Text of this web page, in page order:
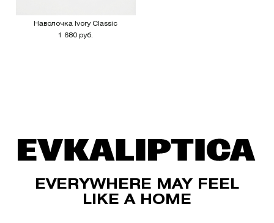
Наволочка Ivory Classic
1 680 руб.
EVERYWHERE MAY FEEL
LIKE A HOME